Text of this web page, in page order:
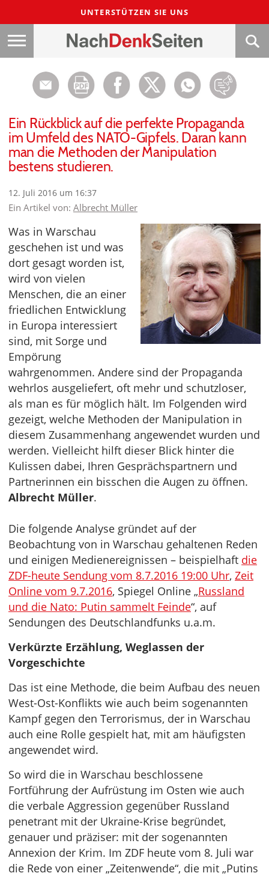
UNTERSTÜTZEN SIE UNS
Ein Rückblick auf die perfekte Propaganda
im Umfeld des NATO-Gipfels. Daran kann
man die Methoden der Manipulation
bestens studieren.
12. Juli 2016 um 16:37
Ein Artikel von: Albrecht Müller
Was in Warschau
geschehen ist und was
dort gesagt worden ist,
wird von vielen
Menschen, die an einer
friedlichen Entwicklung
in Europa interessiert
sind, mit Sorge und
Empörung
wahrgenommen. Andere sind der Propaganda
wehrlos ausgeliefert, oft mehr und schutzloser,
als man es für möglich hält. Im Folgenden wird
gezeigt, welche Methoden der Manipulation in
diesem Zusammenhang angewendet wurden und
werden. Vielleicht hilft dieser Blick hinter die
Kulissen dabei, Ihren Gesprächspartnern und
Partnerinnen ein bisschen die Augen zu öffnen.
Albrecht Müller.
Die folgende Analyse gründet auf der
Beobachtung von in Warschau gehaltenen Reden
und einigen Medienereignissen – beispielhaft die
ZDF-heute Sendung vom 8.7.2016 19:00 Uhr, Zeit
Online vom 9.7.2016, Spiegel Online „Russland
und die Nato: Putin sammelt Feinde“, auf
Sendungen des Deutschlandfunks u.a.m.
Verkürzte Erzählung, Weglassen der
Vorgeschichte
Das ist eine Methode, die beim Aufbau des neuen
West-Ost-Konflikts wie auch beim sogenannten
Kampf gegen den Terrorismus, der in Warschau
auch eine Rolle gespielt hat, mit am häufigsten
angewendet wird.
So wird die in Warschau beschlossene
Fortführung der Aufrüstung im Osten wie auch
die verbale Aggression gegenüber Russland
penetrant mit der Ukraine-Krise begründet,
genauer und präziser: mit der sogenannten
Annexion der Krim. Im ZDF heute vom 8. Juli war
die Rede von einer „Zeitenwende“, die mit „Putins